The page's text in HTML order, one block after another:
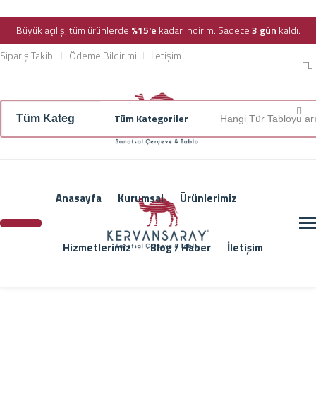
Büyük açılış, tüm ürünlerde %15'e kadar indirim. Sadece3 gün kaldı.
Sipariş Takibi
Ödeme Bildirimi İletişim
TL
Tüm Kategoriler
Anasayfa Kurumsal Ürünlerimiz
Hizmetlerimiz Blog / Haber İletişim